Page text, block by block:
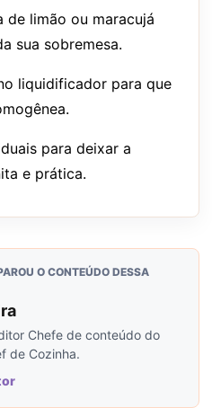
de limão ou maracujá
sua sobremesa.
liquidificador para que
para deixar a
e prática.
O CONTEÚDO DESSA
Chefe de conteúdo do
de Cozinha.